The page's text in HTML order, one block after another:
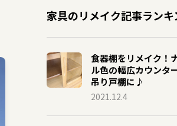
家具のリメイク記事ランキ
食器棚をリメイク！
ル色の幅広カウンタ
吊り戸棚に♪
2021.12.4